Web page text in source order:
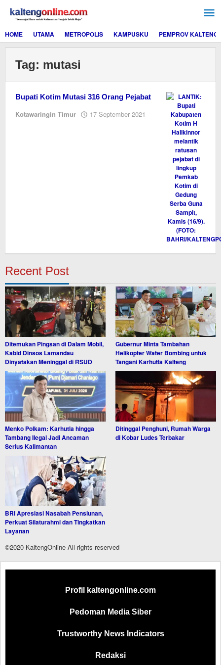
konten
HOME
UTAMA METROPOLIS KAMPUSKU PEMPROV KALTENG
Tag: mutasi
Bupati Kotim Mutasi 316 Orang Pejabat
Kotawaringin Timur 17 September 2021
Recent Post
Ditemukan Pingsan di Dalam Mobil,
Kabid Dinsos Lamandau
Dinyatakan Meninggal di RSUD
Gubernur Minta Tambahan
Helikopter Water Bombing untuk
Tangani Karhutla Kalteng
Menko Polkam: Karhutla hingga
Tambang Ilegal Jadi Ancaman
Serius Kalimantan
Ditinggal Penghuni, Rumah Warga
di Kobar Ludes Terbakar
BRI Apresiasi Nasabah Pensiunan,
Perkuat Silaturahmi dan Tingkatkan
Layanan
©2020 KaltengOnline All rights reserved
Profil kaltengonline.com
Pedoman Media Siber
Trustworthy News Indicators
Redaksi